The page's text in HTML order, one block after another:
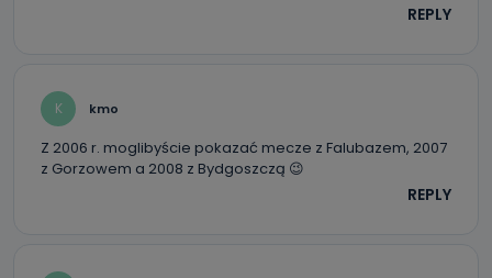
Jak skontaktować się z inspektorem
danych osobowych?
REPLY
K kmo
Z 2006 r. moglibyście pokazać mecze z Falubazem, 2007
z Gorzowem a 2008 z Bydgoszczą 😉
REPLY